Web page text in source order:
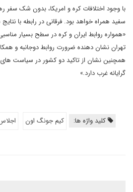
با وجود اختلافات کره و امریکا، بدون شک سفر
سفید همراه خواهد بود. فرقانی در رابطه با
«همواره روابط ایران و کره در سطح بسیار
تهران نشان دهنده ضرورت روابط دوجانبه و
همچنین نشان از تاکید دو کشور در سیاست
گرایانه غرب دارد.»
کلید واژه ها: کیم جونگ اون